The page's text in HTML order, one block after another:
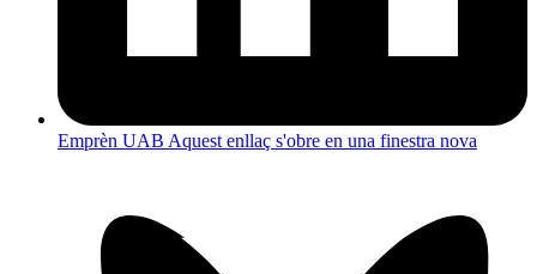
Emprèn UAB Aquest enllaç s'obre en una finestra nova